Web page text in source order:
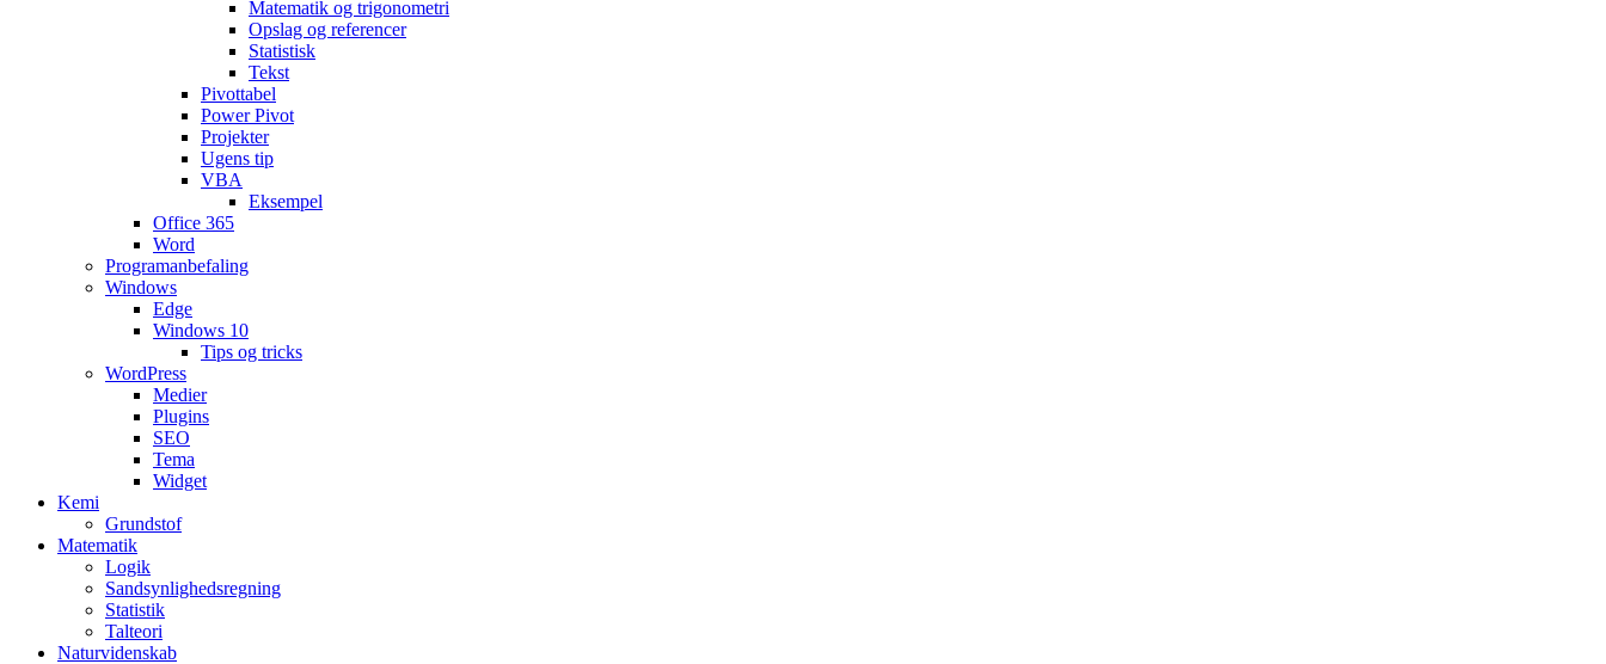
Matematik og trigonometri
Opslag og referencer
Statistisk
Tekst
Pivottabel
Power Pivot
Projekter
Ugens tip
VBA
Eksempel
Office 365
Word
Programanbefaling
Windows
Edge
Windows 10
Tips og tricks
WordPress
Medier
Plugins
SEO
Tema
Widget
Kemi
Grundstof
Matematik
Logik
Sandsynlighedsregning
Statistik
Talteori
Naturvidenskab